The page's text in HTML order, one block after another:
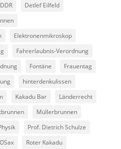
DDR
Detlef Eilfeld
Elektronenmikroskop
Fahrerlaubnis-Verordnung
Fontäne
Frauentag
hinterdenkulissen
Kakadu Bar
Länderrecht
Müllerbrunnen
Prof. Dietrich Schulze
Roter Kakadu